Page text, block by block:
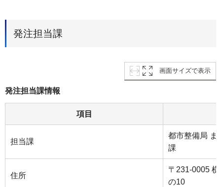
発注担当課
画面サイズで表示
発注担当課情報
項目
担当課
都市整備局 ま
課
住所
〒231-0005
の10